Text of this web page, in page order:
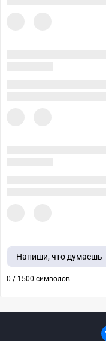
Напиши, что думаешь
0 / 1500 символов